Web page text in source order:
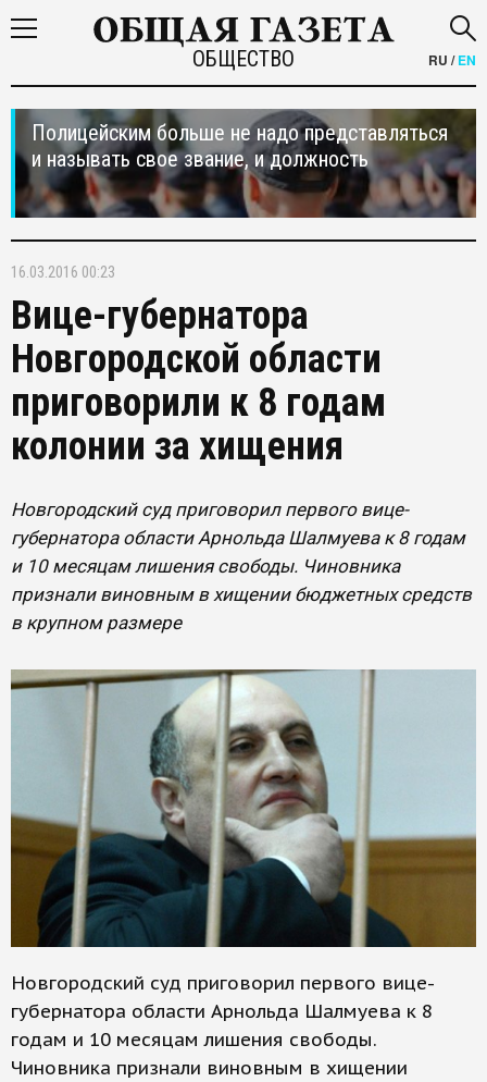
ОБЩЕСТВО RU /EN
Полицейским больше не надо представляться
и называть свое звание, и должность
16.03.2016 00:23
Вице-губернатора
Новгородской области
приговорили к 8 годам
колонии за хищения
Новгородский суд приговорил первого вице-
губернатора области Арнольда Шалмуева к 8 годам
и 10 месяцам лишения свободы. Чиновника
признали виновным в хищении бюджетных средств
в крупном размере
Новгородский суд приговорил первого вице-
губернатора области Арнольда Шалмуева к 8
годам и 10 месяцам лишения свободы.
Чиновника признали виновным в хищении